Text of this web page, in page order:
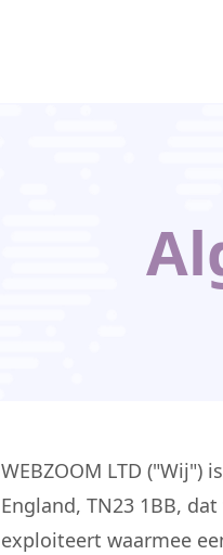
WEBZOOM LTD ("Wij")
England, TN23 1BB,
exploiteert waarmee